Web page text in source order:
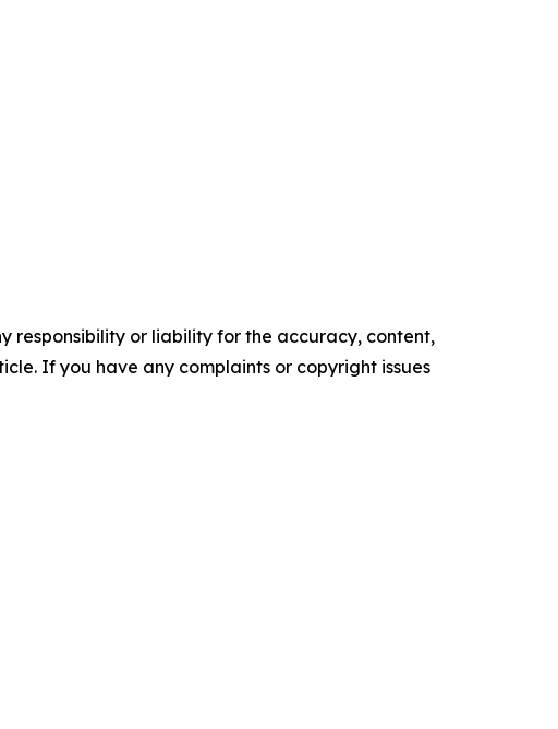
responsibility or liability for the accuracy, content,
If you have any complaints or copyright issues